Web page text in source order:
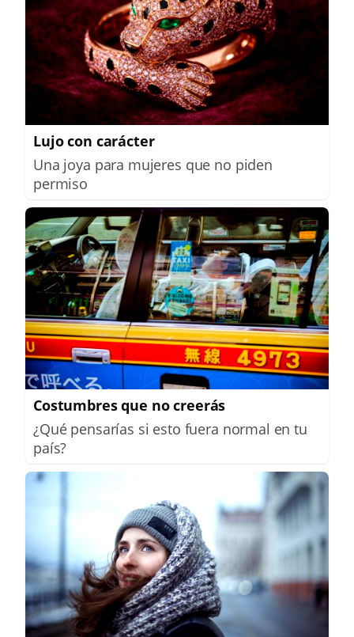
Lujo con carácter
Una joya para mujeres que no piden
permiso
Costumbres que no creerás
¿Qué pensarías si esto fuera normal en tu
país?